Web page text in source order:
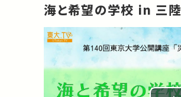
海と希望の学校 in 三陸